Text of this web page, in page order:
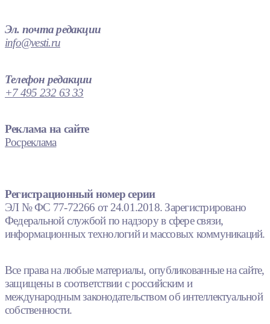
Эл. почта редакции
info@vesti.ru
Телефон редакции
+7 495 232 63 33
Реклама на сайте
Росреклама
Регистрационный номер серии
ЭЛ № ФС 77-72266 от 24.01.2018. Зарегистрировано
Федеральной службой по надзору в сфере связи,
информационных технологий и массовых коммуникаций.
Все права на любые материалы, опубликованные на сайте,
защищены в соответствии с российским и
международным законодательством об интеллектуальной
собственности.